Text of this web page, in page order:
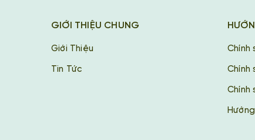
GIỚI THIỆU CHUNG
Giới Thiệu
Tin Tức
Chính
Chính
Chính